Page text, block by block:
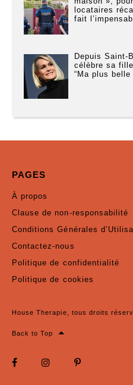
locataires
fait
Depuis Saint-
célèbre sa
“Ma plus belle
PAGES
À propos
Clause de non-responsabilité
Conditions Générales
Contactez-nous
Politique de confidentialité
Politique de cookies
House Therapie, tous droits
Back to Top